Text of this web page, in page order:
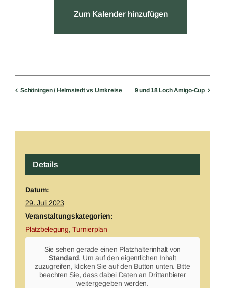
Zum Kalender hinzufügen
Schöningen / Helmstedt vs Umkreise 9 und 18 Loch Amigo-Cup
Details
Datum:
29. Juli 2023
Veranstaltungskategorien:
Platzbelegung,Turnierplan
Sie sehen gerade einen Platzhalterinhalt von
Standard. Um auf den eigentlichen Inhalt
zuzugreifen, klicken Sie auf den Button unten. Bitte
beachten Sie, dass dabei Daten an Drittanbieter
weitergegeben werden.